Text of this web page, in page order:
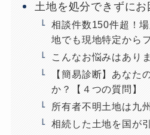
土地を処分できずに
相談件数150件超！
地でも現地特定から
こんなお悩みはあり
【簡易診断】あなた
か？【４つの質問】
所有者不明土地は九
相続した土地を国が